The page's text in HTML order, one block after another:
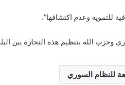
للتمويه وعدم اكتشافها”.
الله بتنظيم هذه التجارة بين
للنظام السوري